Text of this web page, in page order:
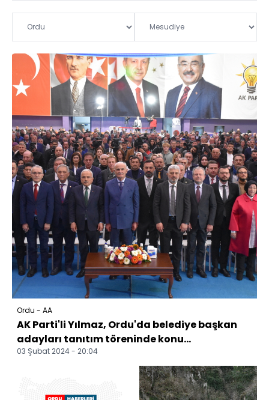
Ordu - AA
AK Parti'li Yılmaz, Ordu'da belediye başkan
adayları tanıtım töreninde konu...
03 Şubat 2024 - 20:04